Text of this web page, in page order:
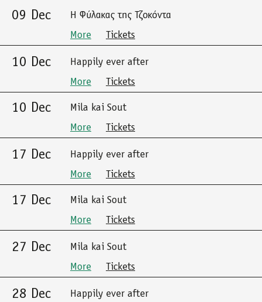
09 Dec
Η Φύλακας της Τζοκόντα
More
Tickets
10 Dec
Happily ever after
More
Tickets
10 Dec
Mila kai Sout
More
Tickets
17 Dec
Happily ever after
More
Tickets
17 Dec
Mila kai Sout
More
Tickets
27 Dec
Mila kai Sout
More
Tickets
28 Dec
Happily ever after